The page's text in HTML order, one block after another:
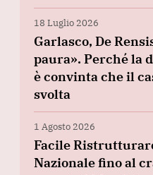
18 Luglio 2026
Garlasco, De
paura». Perché la
è convinta che il
svolta
1 Agosto 2026
Facile
Nazionale fino al